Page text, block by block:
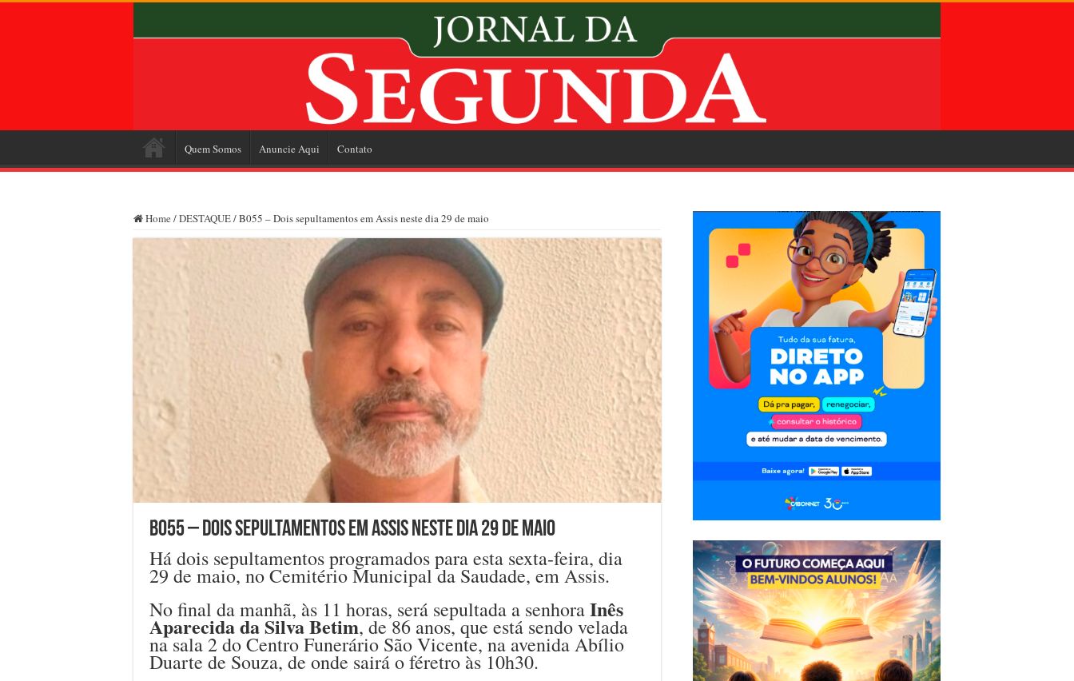
Quem Somos Anuncie Aqui Contato
Home /DESTAQUE/B055 – Dois sepultamentos em Assis neste dia 29 de maio
B055 – Dois sepultamentos em Assis neste dia 29 de maio
Há dois sepultamentos programados para esta sexta-feira, dia
29 de maio, no Cemitério Municipal da Saudade, em Assis.
No final da manhã, às 11 horas, será sepultada a senhoraInês
Aparecida da Silva Betim, de 86 anos, que está sendo velada
na sala 2 do Centro Funerário São Vicente, na avenida Abílio
Duarte de Souza, de onde sairá o féretro às 10h30.